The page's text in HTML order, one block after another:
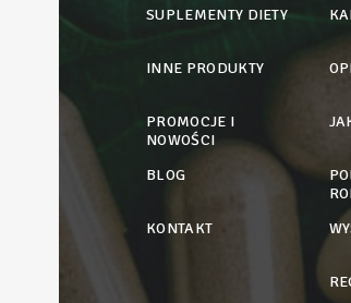
SUPLEMENTY DIETY
INNE PRODUKTY
PROMOCJE I
NOWOŚCI
BLOG
KONTAKT